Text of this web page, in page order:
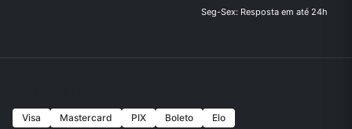
Seg-Sex: Resposta em até 24h
Visa Mastercard PIX Boleto Elo